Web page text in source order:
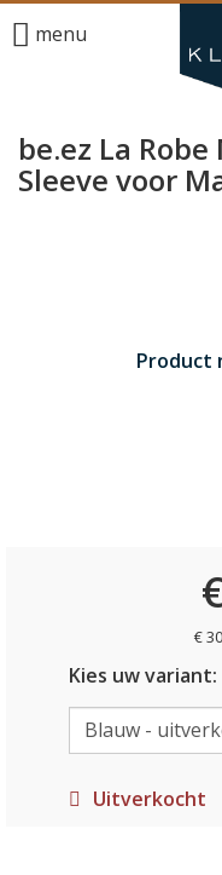
menu
be.ez La
Sleeve voor
Product
€
Kies uw variant:
Uitverkocht